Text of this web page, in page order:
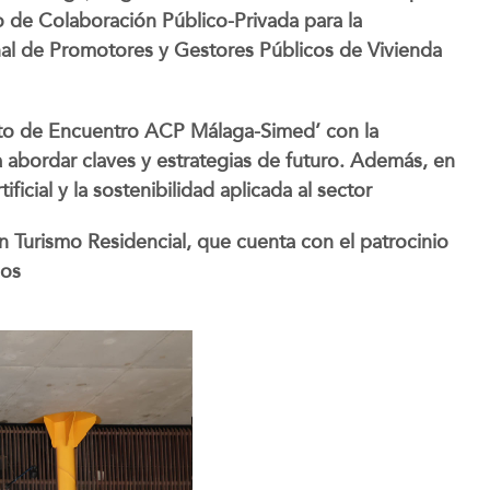
Colaboración Público-Privada para la
de Promotores y Gestores Públicos de Vivienda
de Encuentro ACP Málaga-Simed’ con la
claves y estrategias de futuro. Además, en
y la sostenibilidad aplicada al sector
Turismo Residencial, que cuenta con el patrocinio